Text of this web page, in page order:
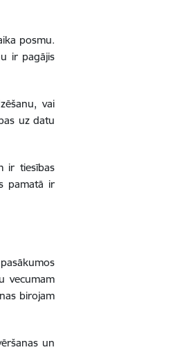
posmu.
ir pagājis
vai
uz datu
ir tiesības
pamatā ir
vecumam
birojam
un